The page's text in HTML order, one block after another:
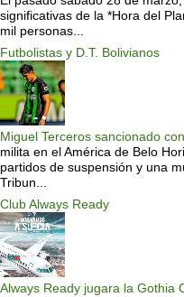
significativas de la *Hora del
mil personas...
Futbolistas y D.T. Bolivianos
Miguel Terceros sancionado
milita en el América de Belo
partidos de suspensión y una
Tribun...
Club Always Ready
Always Ready jugara la Gothia